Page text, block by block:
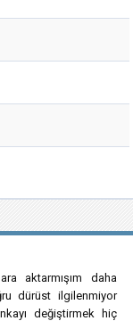
aktarmışım daha
dürüst ilgilenmiyor
değiştirmek hiç